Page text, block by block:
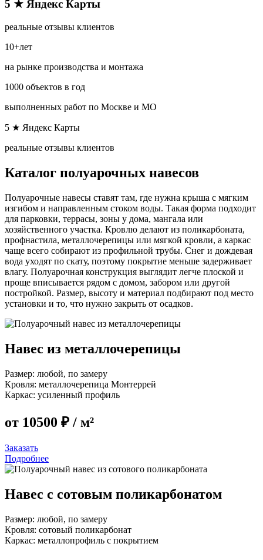
5 ★ Яндекс Карты​
реальные отзывы клиентов
10+лет
на рынке производства и монтажа
1000 объектов в год
выполненных работ по Москве и МО​
5 ★ Яндекс Карты​
реальные отзывы клиентов
Каталог полуарочных навесов
Полуарочные навесы ставят там, где нужна крыша с мягким
изгибом и направленным стоком воды. Такая форма подходит
для парковки, террасы, зоны у дома, мангала или
хозяйственного участка. Кровлю делают из поликарбоната,
профнастила, металлочерепицы или мягкой кровли, а каркас
чаще всего собирают из профильной трубы. Снег и дождевая
вода уходят по скату, поэтому покрытие меньше задерживает
влагу. Полуарочная конструкция выглядит легче плоской и
проще вписывается рядом с домом, забором или другой
постройкой. Размер, высоту и материал подбирают под место
установки и то, что нужно закрыть от осадков.
Навес из металлочерепицы
Размер: любой, по замеру
Кровля: металлочерепица Монтеррей
Каркас: усиленный профиль
от 10500 ₽ / м²
Заказать
Подробнее
Навес с сотовым поликарбонатом
Размер: любой, по замеру
Кровля: сотовый поликарбонат
Каркас: металлопрофиль с покрытием